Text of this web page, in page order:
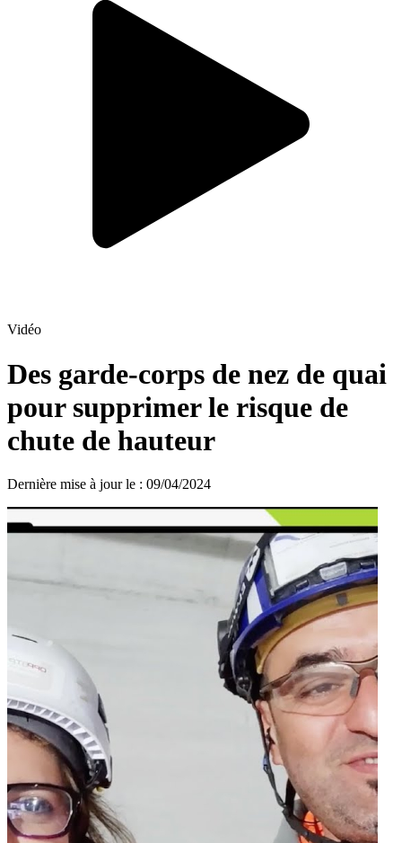
Vidéo
Des garde‑corps de nez de quai
pour supprimer le risque de
chute de hauteur
Dernière mise à jour le : 09/04/2024